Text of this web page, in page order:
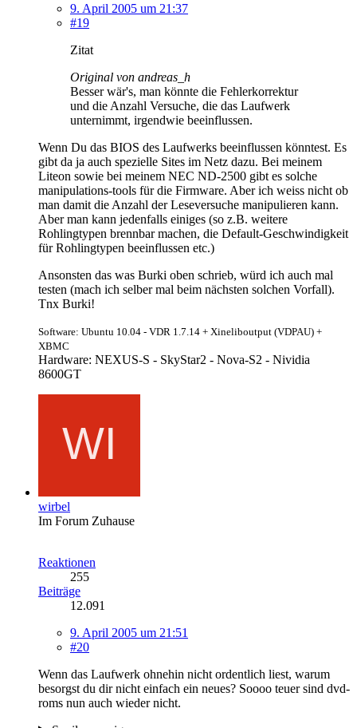
9. April 2005 um 21:37
#19
Zitat
Original von andreas_h
Besser wär's, man könnte die Fehlerkorrektur
und die Anzahl Versuche, die das Laufwerk
unternimmt, irgendwie beeinflussen.
Wenn Du das BIOS des Laufwerks beeinflussen könntest. Es
gibt da ja auch spezielle Sites im Netz dazu. Bei meinem
Liteon sowie bei meinem NEC ND-2500 gibt es solche
manipulations-tools für die Firmware. Aber ich weiss nicht ob
man damit die Anzahl der Leseversuche manipulieren kann.
Aber man kann jedenfalls einiges (so z.B. weitere
Rohlingtypen brennbar machen, die Default-Geschwindigkeit
für Rohlingtypen beeinflussen etc.)
Ansonsten das was Burki oben schrieb, würd ich auch mal
testen (mach ich selber mal beim nächsten solchen Vorfall).
Tnx Burki!
Software: Ubuntu 10.04 - VDR 1.7.14 + Xineliboutput (VDPAU) +
XBMC
Hardware: NEXUS-S - SkyStar2 - Nova-S2 - Nividia
8600GT
wirbel
Im Forum Zuhause
Reaktionen
255
Beiträge
12.091
9. April 2005 um 21:51
#20
Wenn das Laufwerk ohnehin nicht ordentlich liest, warum
besorgst du dir nicht einfach ein neues? Soooo teuer sind dvd-
roms nun auch wieder nicht.